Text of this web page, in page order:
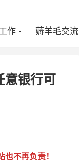
作 薅羊毛交流
意银行可
不再负责！